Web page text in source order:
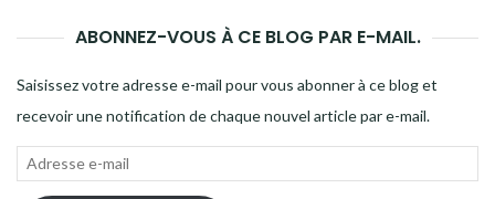
ABONNEZ-VOUS À CE BLOG PAR E-MAIL.
Saisissez votre adresse e-mail pour vous abonner à ce blog et
recevoir une notification de chaque nouvel article par e-mail.
Adresse